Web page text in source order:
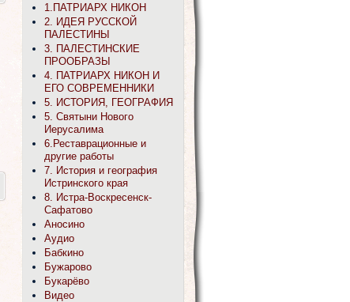
1.ПАТРИАРХ НИКОН
2. ИДЕЯ РУССКОЙ
ПАЛЕСТИНЫ
3. ПАЛЕСТИНСКИЕ
ПРООБРАЗЫ
4. ПАТРИАРХ НИКОН И
ЕГО СОВРЕМЕННИКИ
5. ИСТОРИЯ, ГЕОГРАФИЯ
5. Святыни Нового
Иерусалима
6.Реставрационные и
другие работы
7. История и география
Истринского края
8. Истра-Воскресенск-
Сафатово
Аносино
Аудио
Бабкино
Бужарово
Букарёво
Видео